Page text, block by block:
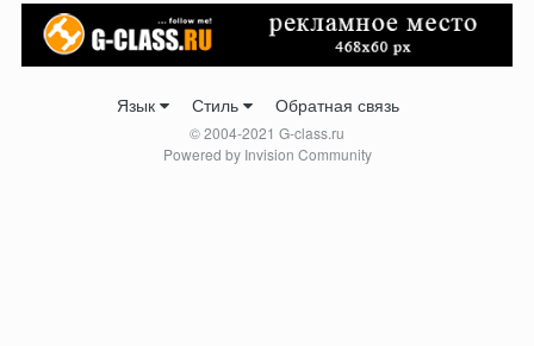
Язык Стиль Обратная связь
© 2004-2021 G-class.ru
Powered by Invision Community